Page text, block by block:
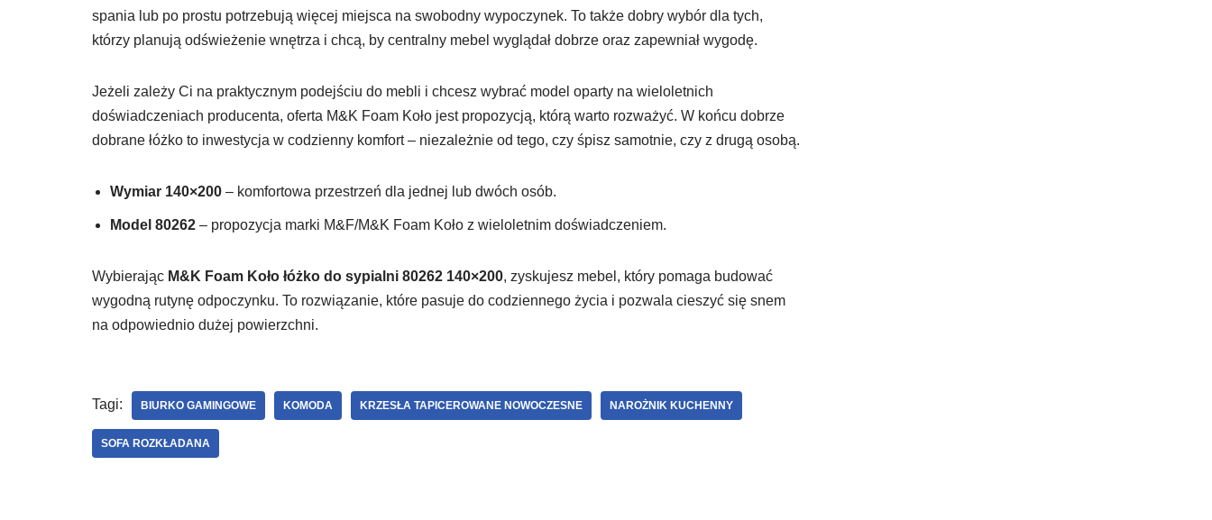
spania lub po prostu potrzebują więcej miejsca na swobodny wypoczynek. To także dobry wybór dla tych,
którzy planują odświeżenie wnętrza i chcą, by centralny mebel wyglądał dobrze oraz zapewniał wygodę.
Jeżeli zależy Ci na praktycznym podejściu do mebli i chcesz wybrać model oparty na wieloletnich
doświadczeniach producenta, oferta M&K Foam Koło jest propozycją, którą warto rozważyć. W końcu dobrze
dobrane łóżko to inwestycja w codzienny komfort – niezależnie od tego, czy śpisz samotnie, czy z drugą osobą.
Wymiar 140×200 – komfortowa przestrzeń dla jednej lub dwóch osób.
Model 80262 – propozycja marki M&F/M&K Foam Koło z wieloletnim doświadczeniem.
Wybierając M&K Foam Koło łóżko do sypialni 80262 140×200, zyskujesz mebel, który pomaga budować
wygodną rutynę odpoczynku. To rozwiązanie, które pasuje do codziennego życia i pozwala cieszyć się snem
na odpowiednio dużej powierzchni.
Tagi: BIURKO GAMINGOWE KOMODA KRZESŁA TAPICEROWANE NOWOCZESNE NAROŻNIK KUCHENNY
SOFA ROZKŁADANA